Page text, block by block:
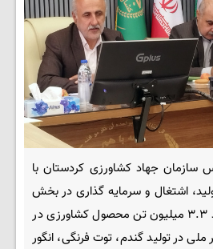
جهاد کشاورزی کردستان با
اشتغال و سرمایه گذاری در بخش
کشاورزی استان، از تولید ۳.۳ میلیون تن محصول کشاورزی در
برتر ملی در تولید گندم، توت فرنگی، انگور